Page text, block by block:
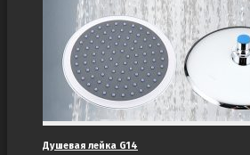
Душевая лейка G14